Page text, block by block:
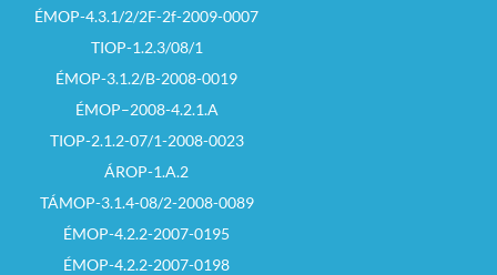
ÉMOP-4.3.1/2/2F-2f-2009-0007
TIOP-1.2.3/08/1
ÉMOP-3.1.2/B-2008-0019
ÉMOP–2008-4.2.1.A
TIOP-2.1.2-07/1-2008-0023
ÁROP-1.A.2
TÁMOP-3.1.4-08/2-2008-0089
ÉMOP-4.2.2-2007-0195
ÉMOP-4.2.2-2007-0198